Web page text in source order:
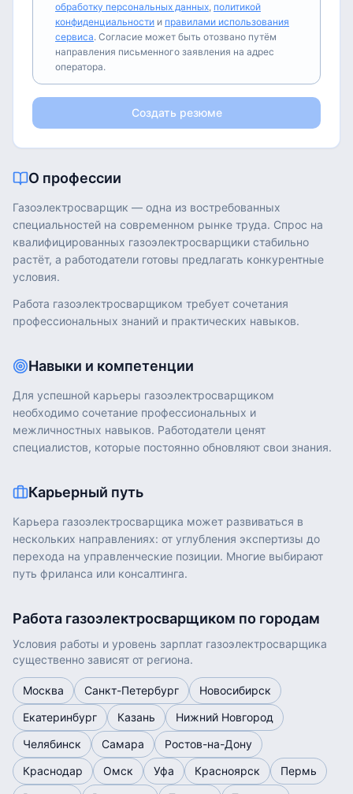
обработку персональных данных, политикой
конфиденциальности и правилами использования
сервиса. Согласие может быть отозвано путём
направления письменного заявления на адрес
оператора.
Создать резюме
О профессии
Газоэлектросварщик — одна из востребованных
специальностей на современном рынке труда. Спрос на
квалифицированных газоэлектросварщики стабильно
растёт, а работодатели готовы предлагать конкурентные
условия.
Работа газоэлектросварщиком требует сочетания
профессиональных знаний и практических навыков.
Навыки и компетенции
Для успешной карьеры газоэлектросварщиком
необходимо сочетание профессиональных и
межличностных навыков. Работодатели ценят
специалистов, которые постоянно обновляют свои знания.
Карьерный путь
Карьера газоэлектросварщика может развиваться в
нескольких направлениях: от углубления экспертизы до
перехода на управленческие позиции. Многие выбирают
путь фриланса или консалтинга.
Работа газоэлектросварщиком по городам
Условия работы и уровень зарплат газоэлектросварщика
существенно зависят от региона.
Москва Санкт-Петербург
Новосибирск
Екатеринбург
Казань
Нижний Новгород
Челябинск
Самара
Ростов-на-Дону
Краснодар
Омск Уфа Красноярск
Пермь